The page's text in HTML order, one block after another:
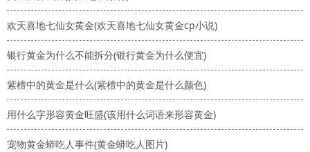
欢天喜地七仙女黄金(欢天喜地七仙女黄金cp小说)
银行黄金为什么不能拆分(银行黄金为什么便宜)
紫檀中的黄金是什么(紫檀中的黄金是什么颜色)
用什么字形容黄金旺盛(该用什么词语来形容黄金)
宠物黄金蟒吃人事件(黄金蟒吃人图片)